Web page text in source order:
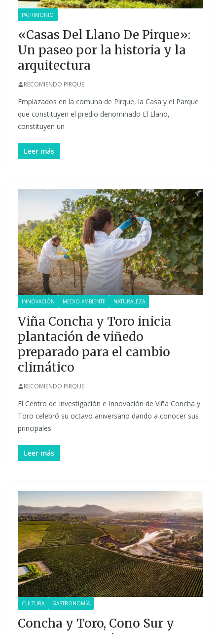
PATRIMONIO
«Casas Del Llano De Pirque»:
Un paseo por la historia y la
arquitectura
RECOMIENDO PIRQUE
Emplazados en la comuna de Pirque, la Casa y el Parque
que constituyen el predio denominado El Llano,
constituyen un
Leer más
INNOVACIÓN MEDIO AMBIENTE NATURALEZA
Viña Concha y Toro inicia
plantación de viñedo
preparado para el cambio
climático
RECOMIENDO PIRQUE
El Centro de Investigación e Innovación de Viña Concha y
Toro celebró su octavo aniversario dando a conocer sus
principales
Leer más
CULTURA GASTRONOMÍA
Concha y Toro, Cono Sur y